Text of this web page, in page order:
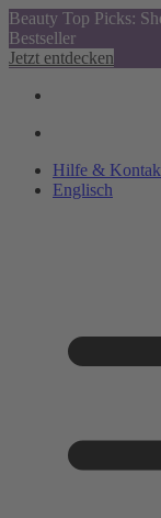
Beauty Top Picks:
Bestseller
Jetzt entdecken
Hilfe &
Englisch